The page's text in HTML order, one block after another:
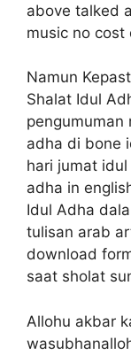
above talked
music no cost
Namun
Shalat Idul
pengumuman
adha di bone
hari jumat
adha in
Idul Adha
tulisan arab
download
saat sholat
Allohu akbar